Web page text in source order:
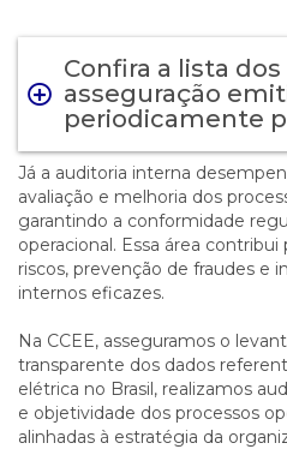
Confira a lista
asseguração
periodicamente
Já a auditoria interna
avaliação e melhoria dos
garantindo a conformidade
operacional. Essa área
riscos, prevenção de fraudes e
internos eficazes.
Na CCEE, asseguramos o
transparente dos dados
elétrica no Brasil, realizamos
e objetividade dos processos
alinhadas à estratégia da